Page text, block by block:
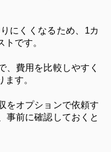
にくくなるため、1カ
です。
、費用を比較しやすく
す。
をオプションで依頼す
事前に確認しておくと